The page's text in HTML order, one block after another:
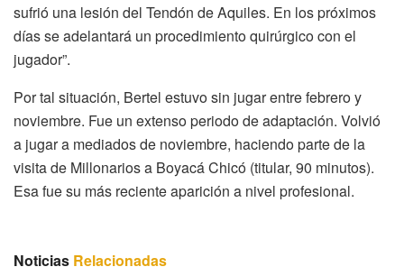
sufrió una lesión del Tendón de Aquiles. En los próximos
días se adelantará un procedimiento quirúrgico con el
jugador”.
Por tal situación, Bertel estuvo sin jugar entre febrero y
noviembre. Fue un extenso periodo de adaptación. Volvió
a jugar a mediados de noviembre, haciendo parte de la
visita de Millonarios a Boyacá Chicó (titular, 90 minutos).
Esa fue su más reciente aparición a nivel profesional.
Noticias Relacionadas